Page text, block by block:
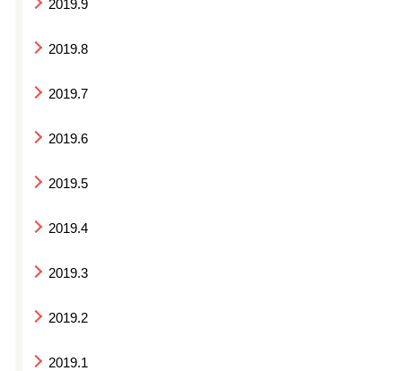
2019.9
2019.8
2019.7
2019.6
2019.5
2019.4
2019.3
2019.2
2019.1